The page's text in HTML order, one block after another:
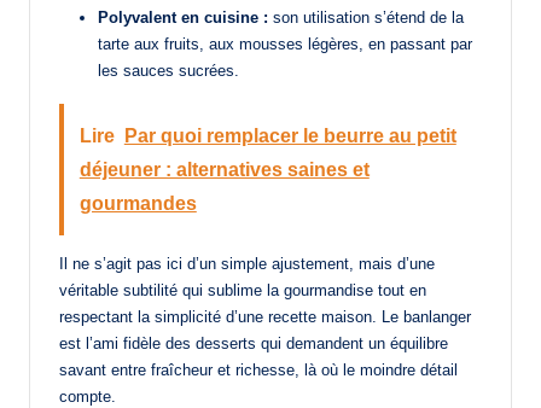
Polyvalent en cuisine : son utilisation s’étend de la
tarte aux fruits, aux mousses légères, en passant par
les sauces sucrées.
Lire
Par quoi remplacer le beurre au petit
déjeuner : alternatives saines et
gourmandes
Il ne s’agit pas ici d’un simple ajustement, mais d’une
véritable subtilité qui sublime la gourmandise tout en
respectant la simplicité d’une recette maison. Le banlanger
est l’ami fidèle des desserts qui demandent un équilibre
savant entre fraîcheur et richesse, là où le moindre détail
compte.